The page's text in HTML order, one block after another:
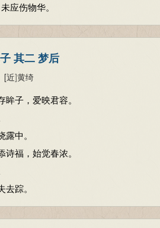
应伤物华。
其二 梦后
[近]黄绮
眸子，爱映君容。
中。
诗福，始觉春浓。
踪。